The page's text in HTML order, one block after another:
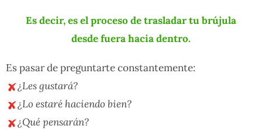
Es decir, es el proceso de trasladar tu brújula
desde fuera hacia dentro.
Es pasar de preguntarte constantemente:
¿Les gustará?
¿Lo estaré haciendo bien?
¿Qué pensarán?